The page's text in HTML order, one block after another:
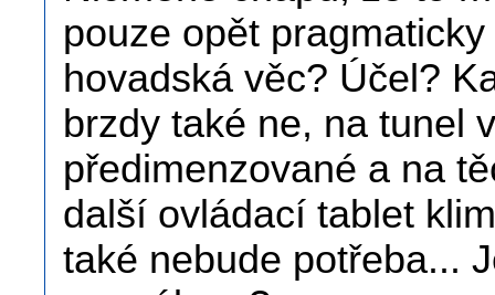
pouze opět
hovadská věc? Účel?
brzdy také ne, na tunel
předimenzované a na
další ovládací tablet
také nebude potřeba...